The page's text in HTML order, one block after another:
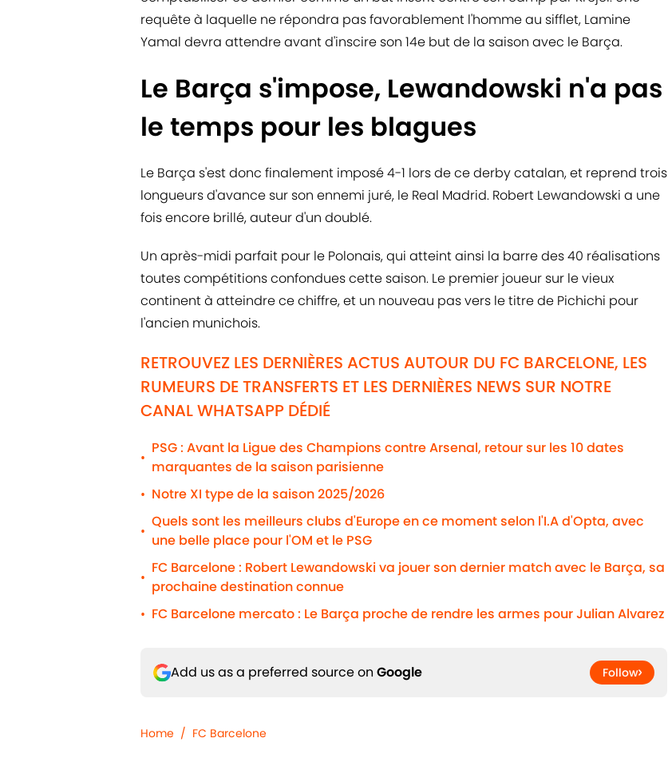
requête à laquelle ne répondra pas favorablement l'homme au sifflet, Lamine
Yamal devra attendre avant d'inscire son 14e but de la saison avec le Barça.
Le Barça s'impose, Lewandowski n'a pas
le temps pour les blagues
Le Barça s'est donc finalement imposé 4-1 lors de ce derby catalan, et reprend trois
longueurs d'avance sur son ennemi juré, le Real Madrid. Robert Lewandowski a une
fois encore brillé, auteur d'un doublé.
Un après-midi parfait pour le Polonais, qui atteint ainsi la barre des 40 réalisations
toutes compétitions confondues cette saison. Le premier joueur sur le vieux
continent à atteindre ce chiffre, et un nouveau pas vers le titre de Pichichi pour
l'ancien munichois.
RETROUVEZ LES DERNIÈRES ACTUS AUTOUR DU FC BARCELONE, LES
RUMEURS DE TRANSFERTS ET LES DERNIÈRES NEWS SUR NOTRE
CANAL WHATSAPP DÉDIÉ
•
PSG : Avant la Ligue des Champions contre Arsenal, retour sur les 10 dates
marquantes de la saison parisienne
• Notre XI type de la saison 2025/2026
•
Quels sont les meilleurs clubs d'Europe en ce moment selon l'I.A d'Opta, avec
une belle place pour l'OM et le PSG
•
FC Barcelone : Robert Lewandowski va jouer son dernier match avec le Barça, sa
prochaine destination connue
• FC Barcelone mercato : Le Barça proche de rendre les armes pour Julian Alvarez
Add us as a preferred source on Google Follow
Home / FC Barcelone